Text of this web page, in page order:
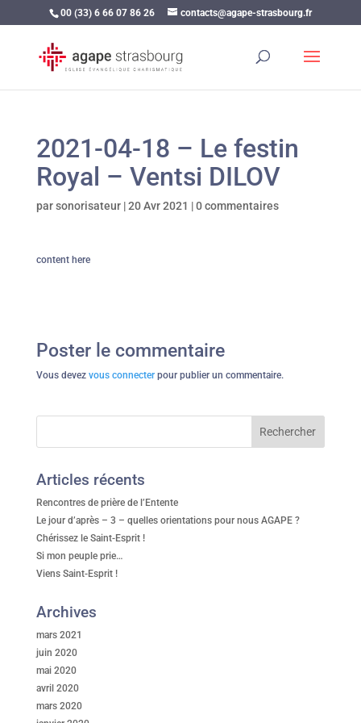
00 (33) 6 66 07 86 26 contacts@agape-strasbourg.fr
2021-04-18 – Le festin
Royal – Ventsi DILOV
parsonorisateur|20 Avr 2021 |0 commentaires
content here
Poster le commentaire
Vous devez vous connecterpour publier un commentaire.
Articles récents
Rencontres de prière de l’Entente
Le jour d’après – 3 – quelles orientations pour nous AGAPE ?
Chérissez le Saint-Esprit !
Si mon peuple prie…
Viens Saint-Esprit !
Archives
mars 2021
juin 2020
mai 2020
avril 2020
mars 2020